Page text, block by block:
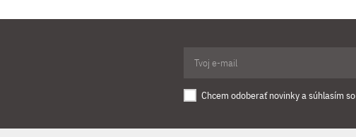
Chcem odoberať novinky a súhlasím so